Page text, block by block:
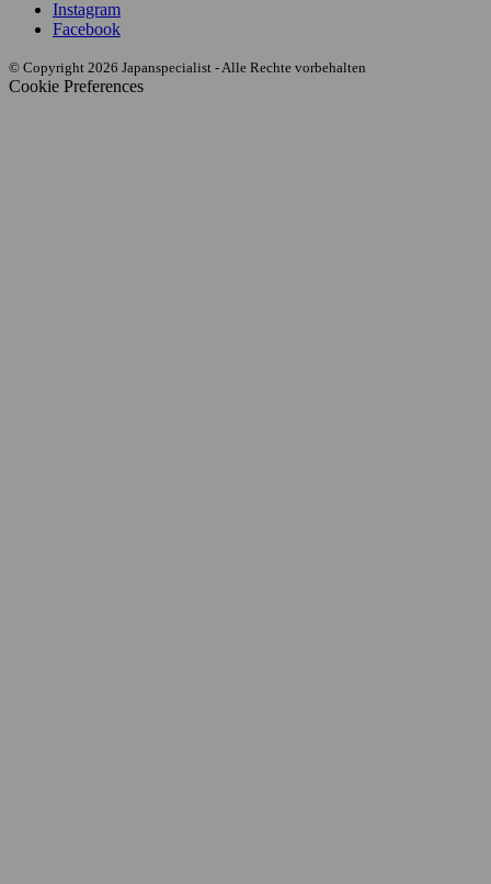
Instagram
Facebook
© Copyright 2026 Japanspecialist - Alle Rechte vorbehalten
Cookie Preferences